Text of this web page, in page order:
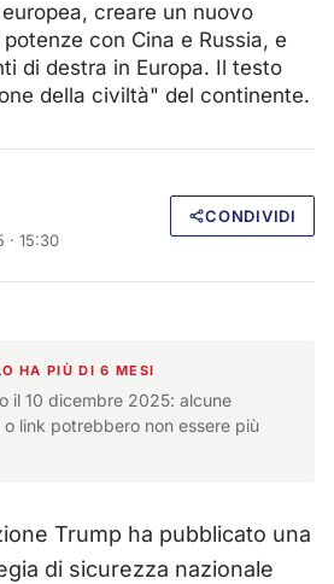
creare un nuovo
con Cina e Russia, e
di destra in Europa. Il testo
della civiltà" del continente.
· 15:30
CONDIVIDI
HA PIÙ DI 6 MESI
il 10 dicembre 2025: alcune
link potrebbero non essere più
Trump ha pubblicato una
di sicurezza nazionale